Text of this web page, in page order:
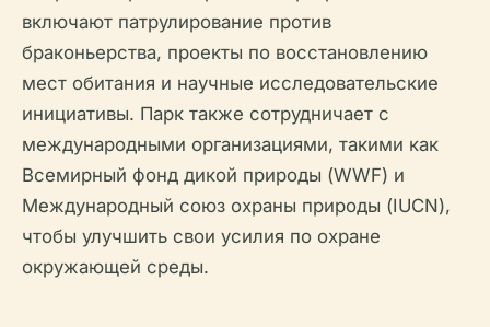
включают патрулирование против
браконьерства, проекты по восстановлению
мест обитания и научные исследовательские
инициативы. Парк также сотрудничает с
международными организациями, такими как
Всемирный фонд дикой природы (WWF) и
Международный союз охраны природы (IUCN),
чтобы улучшить свои усилия по охране
окружающей среды.